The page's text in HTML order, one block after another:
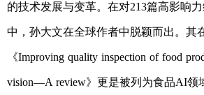
的技术发展与变革。在对213篇高影响
中，孙大文在全球作者中脱颖而出。其
《Improving quality inspection of food
vision—A review》更是被列为食品AI领